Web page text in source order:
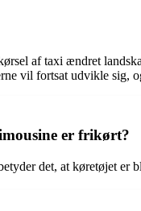
af taxi ændret
vil fortsat udvikle sig,
er frikørt?
det, at køretøjet er